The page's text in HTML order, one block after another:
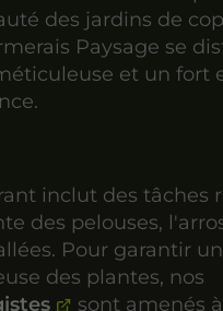
des jardins de
Paysage se
et un fort
inclut des tâches
des pelouses,
Pour garantir
des plantes, nos
sont amenés